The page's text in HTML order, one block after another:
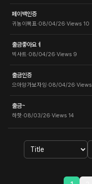
페이백인증
귀농이목표·08/04/26·Views 10
출금좋아요ㅕ
빅샤트·08/04/26·Views 9
출금인증
으아앙가보자잉·08/04/26·Views
출금~
하핫·08/03/26·Views 14